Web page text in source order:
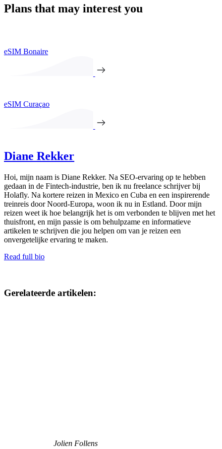
Plans that may interest you
eSIM Bonaire
eSIM Curaçao
Diane Rekker
Hoi, mijn naam is Diane Rekker. Na SEO-ervaring op te hebben
gedaan in de Fintech-industrie, ben ik nu freelance schrijver bij
Holafly. Na kortere reizen in Mexico en Cuba en een inspirerende
treinreis door Noord-Europa, woon ik nu in Estland. Door mijn
reizen weet ik hoe belangrijk het is om verbonden te blijven met het
thuisfront, en mijn passie is om behulpzame en informatieve
artikelen te schrijven die jou helpen om van je reizen een
onvergetelijke ervaring te maken.
Read full bio
Gerelateerde artikelen:
Jolien Follens